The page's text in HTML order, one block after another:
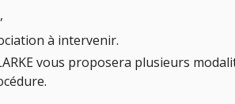
à intervenir.
vous proposera plusieurs